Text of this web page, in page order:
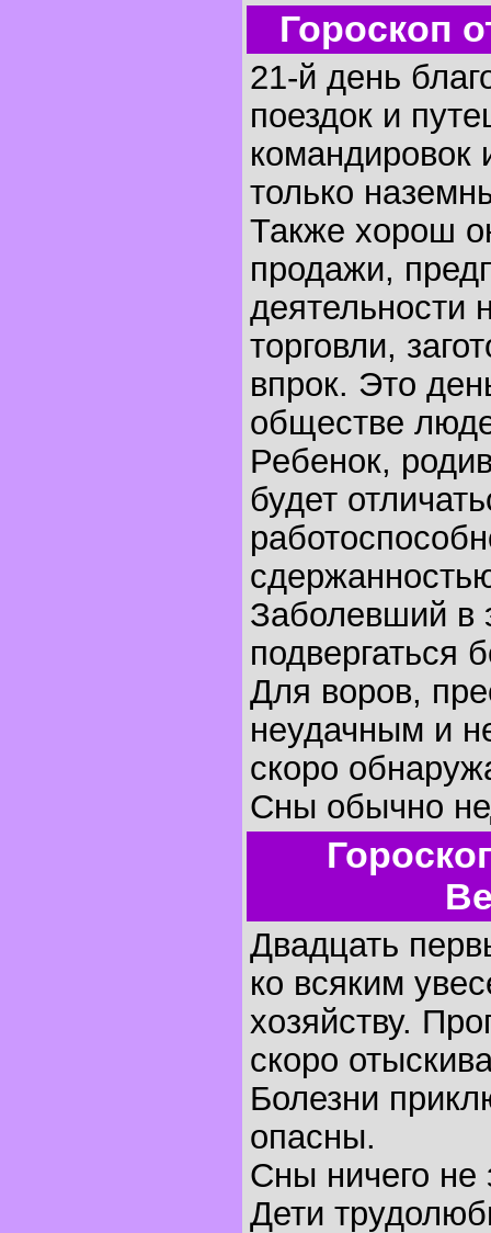
Гороскоп
21-й день
поездок и
командировок
только
Также хорош
продажи,
деятельности
торговли,
впрок. Это
обществе
Ребенок,
будет
Заболевший в
подвергаться
Для воров,
неудачным и
скоро
Сны обычно
Двадцать
ко всяким
хозяйству.
скоро
Болезни
опасны.
Сны ничего не
Дети